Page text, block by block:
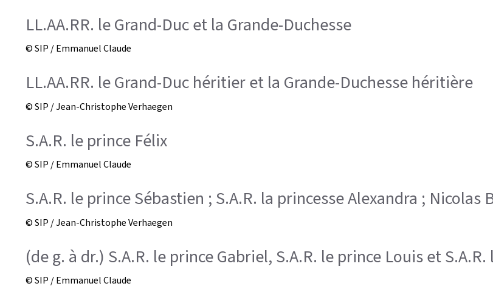
LL.AA.RR. le Grand-Duc et la Grande-Duchesse
© SIP / Emmanuel Claude
LL.AA.RR. le Grand-Duc héritier et la Grande-Duchesse héritière
© SIP / Jean-Christophe Verhaegen
S.A.R. le prince Félix
© SIP / Emmanuel Claude
S.A.R. le prince Sébastien ; S.A.R. la princesse Alexandra ; Nicolas
© SIP / Jean-Christophe Verhaegen
(de g. à dr.) S.A.R. le prince Gabriel, S.A.R. le prince Louis et
© SIP / Emmanuel Claude